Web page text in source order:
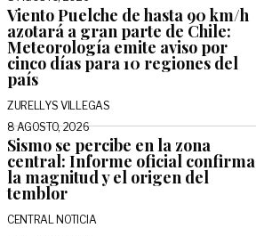
Viento Puelche de hasta 90 km/h
azotará a gran parte de Chile:
Meteorología emite aviso por
cinco días para 10 regiones del
país
ZURELLYS VILLEGAS
8 AGOSTO, 2026
Sismo se percibe en la zona
central: Informe oficial confirma
la magnitud y el origen del
temblor
CENTRAL NOTICIA